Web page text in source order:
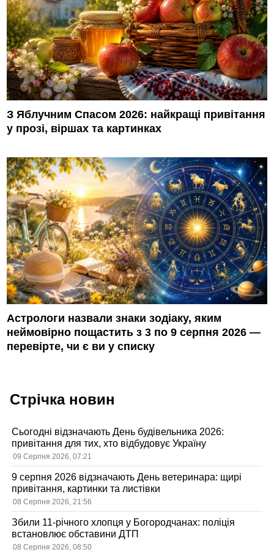
З Яблучним Спасом 2026: найкращі привітання
у прозі, віршах та картинках
Астрологи назвали знаки зодіаку, яким
неймовірно пощастить з 3 по 9 серпня 2026 —
перевірте, чи є ви у списку
Стрічка новин
Сьогодні відзначають День будівельника 2026:
привітання для тих, хто відбудовує Україну
09 Серпня 2026, 07:21
9 серпня 2026 відзначають День ветеринара: щирі
привітання, картинки та листівки
08 Серпня 2026, 21:56
Збили 11-річного хлопця у Богородчанах: поліція
встановлює обставини ДТП
08 Серпня 2026, 08:50